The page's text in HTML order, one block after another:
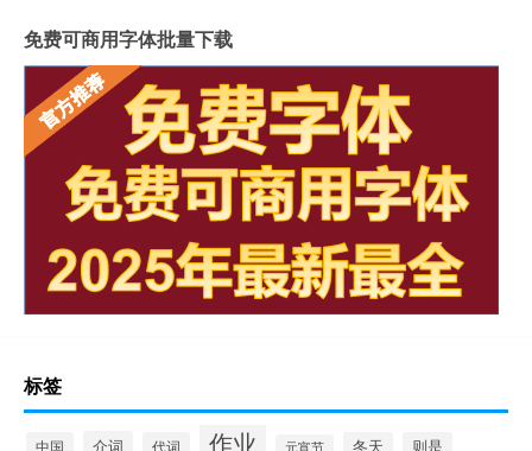
免费可商用字体批量下载
标签
中国 介词 代词 作业 元宵节 冬天
则是